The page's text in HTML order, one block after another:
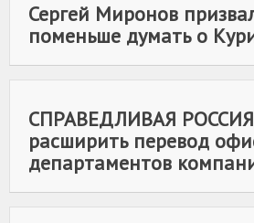
Сергей Миронов
поменьше думать о
СПРАВЕДЛИВАЯ РОССИЯ
расширить перевод
департаментов